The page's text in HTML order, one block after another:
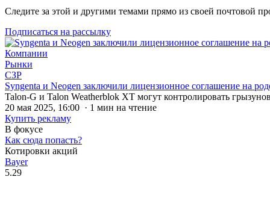
Следите за этой и другими темами прямо из своей почтовой
Подписаться на рассылку
Компании
Рынки
СЗР
Syngenta и Neogen заключили лицензионное соглашение на
Talon-G и Talon Weatherblok XT могут контролировать
20 мая 2025, 16:00 · 1 мин на чтение
Купить рекламу
В фокусе
Как сюда попасть?
Котировки акций
Bayer
5.29